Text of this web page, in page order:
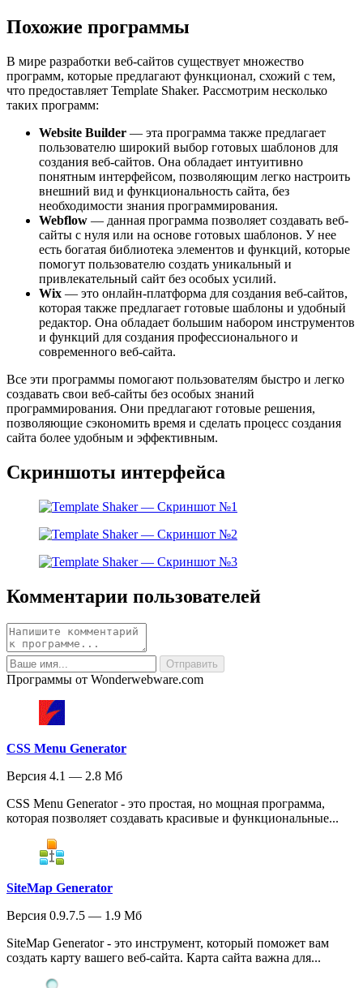
Похожие программы
В мире разработки веб-сайтов существует множество
программ, которые предлагают функционал, схожий с тем,
что предоставляет Template Shaker. Рассмотрим несколько
таких программ:
Website Builder — эта программа также предлагает
пользователю широкий выбор готовых шаблонов для
создания веб-сайтов. Она обладает интуитивно
понятным интерфейсом, позволяющим легко настроить
внешний вид и функциональность сайта, без
необходимости знания программирования.
Webflow — данная программа позволяет создавать веб-
сайты с нуля или на основе готовых шаблонов. У нее
есть богатая библиотека элементов и функций, которые
помогут пользователю создать уникальный и
привлекательный сайт без особых усилий.
Wix — это онлайн-платформа для создания веб-сайтов,
которая также предлагает готовые шаблоны и удобный
редактор. Она обладает большим набором инструментов
и функций для создания профессионального и
современного веб-сайта.
Все эти программы помогают пользователям быстро и легко
создавать свои веб-сайты без особых знаний
программирования. Они предлагают готовые решения,
позволяющие сэкономить время и сделать процесс создания
сайта более удобным и эффективным.
Скриншоты интерфейса
Комментарии пользователей
Программы от Wonderwebware.com
CSS Menu Generator
Версия 4.1 — 2.8 Мб
CSS Menu Generator - это простая, но мощная программа,
которая позволяет создавать красивые и функциональные...
SiteMap Generator
Версия 0.9.7.5 — 1.9 Мб
SiteMap Generator - это инструмент, который поможет вам
создать карту вашего веб-сайта. Карта сайта важна для...